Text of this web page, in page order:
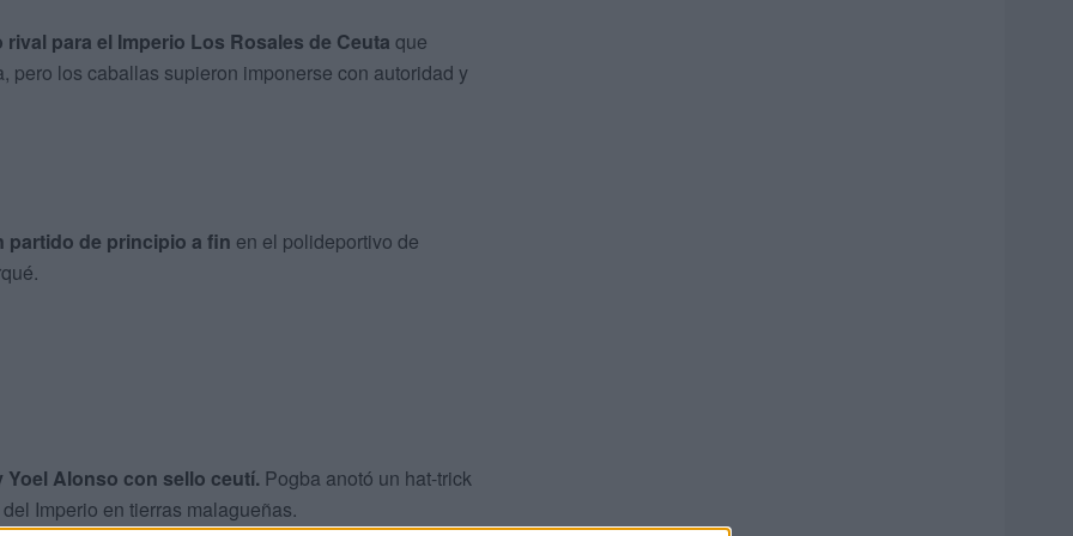
para el Imperio Los Rosales de Ceuta que
pero los caballas supieron imponerse con autoridad y
partido de principio a fin en el polideportivo de
Alonso con sello ceutí. Pogba anotó un hat-trick
Imperio en tierras malagueñas.